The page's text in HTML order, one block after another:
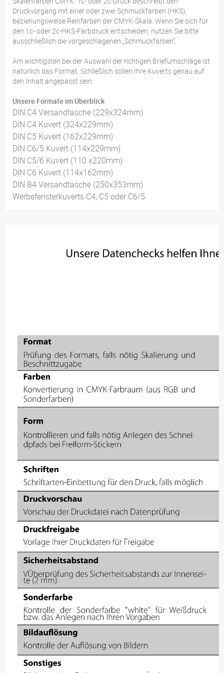
Druckvorgang mit einer oder zwei Schmuckfarben (HKS),
beziehungsweise Reinfarben der CMYK-Skala. Wenn Sie sich für
den 1c- oder 2c-HKS-Farbdruck entscheiden, nutzen Sie bitte
ausschließlich die vorgeschlagenen „Schmuckfarben“.
Am wichtigsten bei der Auswahl der richtigen Briefumschläge ist
natürlich das Format. Schließlich sollen Ihre Kuverts genau auf
den Inhalt angepasst sein.
Unsere Formate im Überblick
DIN C4 Versandtasche (229x324mm)
DIN C4 Kuvert (324x229mm)
DIN C5 Kuvert (162x229mm)
DIN C6/5 Kuvert (114x229mm)
DIN C5/6 Kuvert (110 x220mm)
DIN C6 Kuvert (114x162mm)
DIN B4 Versandtasche (250x353mm)
Werbefensterkuverts C4, C5 oder C6/5